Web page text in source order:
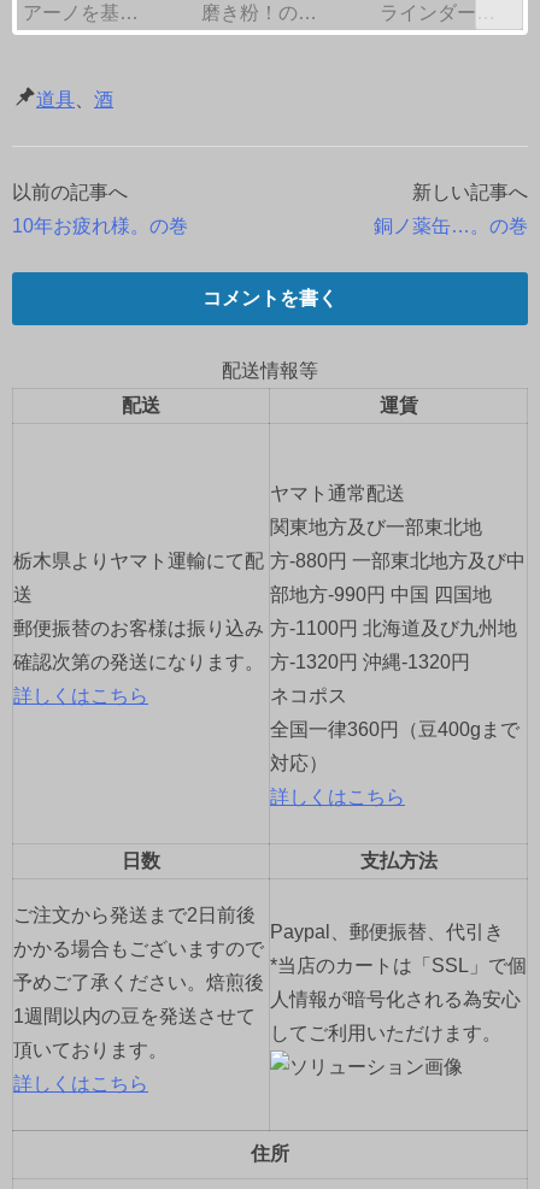
アーノを基…
磨き粉！の…
ラインダー…
道具 酒
投
ョ
ン
以前の記事へ
10年お疲れ様。の巻
新しい記事へ
銅ノ薬缶…。の巻
コメントを書く
配送情報等
配送
運賃
栃木県よりヤマト運輸にて配
送
郵便振替のお客様は振り込み
確認次第の発送になります。
詳しくはこちら
ヤマト通常配送
関東地方及び一部東北地
方-880円 一部東北地方及び中
部地方-990円 中国 四国地
方-1100円 北海道及び九州地
方-1320円 沖縄-1320円
ネコポス
全国一律360円（豆400gまで
対応）
詳しくはこちら
日数 支払方法
ご注文から発送まで2日前後
かかる場合もございますので
予めご了承ください。焙煎後
1週間以内の豆を発送させて
頂いております。
詳しくはこちら
Paypal、郵便振替、代引き
*当店のカートは「SSL」で個
人情報が暗号化される為安心
してご利用いただけます。
住所